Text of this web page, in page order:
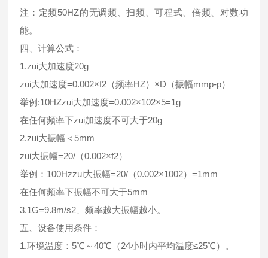
注：定频50HZ的无调频、扫频、可程式、倍频、对数功
能。
四、计算公式：
1.zui大加速度20g
zui大加速度=0.002×f2（频率HZ）×D（振幅mmp-p）
举例:10HZzui大加速度=0.002×102×5=1g
在任何頻率下zui加速度不可大于20g
2.zui大振幅＜5mm
zui大振幅=20/（0.002×f2）
举例：100Hzzui大振幅=20/（0.002×1002）=1mm
在任何频率下振幅不可大于5mm
3.1G=9.8m/s2、频率越大振幅越小。
五、设备使用条件：
1.环境温度：5℃～40℃（24小时内平均温度≤25℃）。